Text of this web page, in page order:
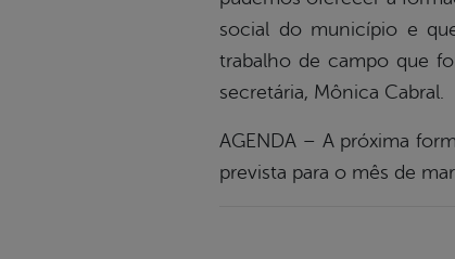
social do município e
trabalho de campo que
secretária, Mônica Cabral.
AGENDA – A próxima
prevista para o mês de